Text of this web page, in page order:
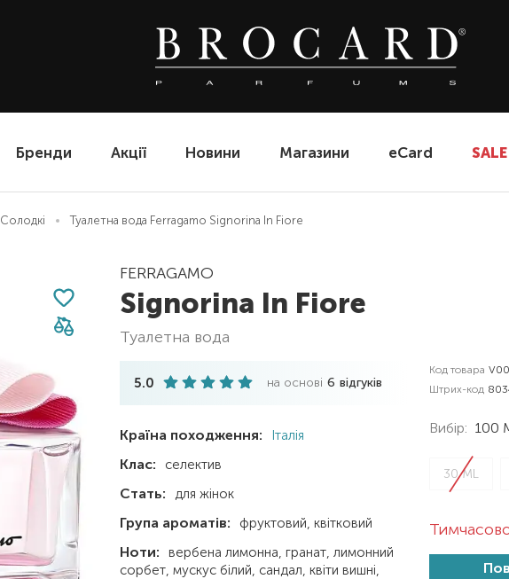
Бренди Акції Новини Магазини eCard SALE
Солодкі Туалетна вода Ferragamo Signorina In Fiore
FERRAGAMO
Signorina In Fiore
туалетна вода
5.0 на основі 6 відгуків
Країна походження: Італія
Клас: селектив
Стать: для жінок
Група ароматів: фруктовий квітковий
Ноти: вербена лимонна гранат лимонний
сорбет мускус білий сандал квіти вишні
Код товара
Штрих-код
Вибір: 100
30 ML